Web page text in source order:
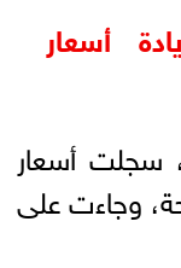
أسعار
سجلت أسعار
وجاءت على